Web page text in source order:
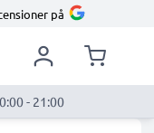
på
- 21:00